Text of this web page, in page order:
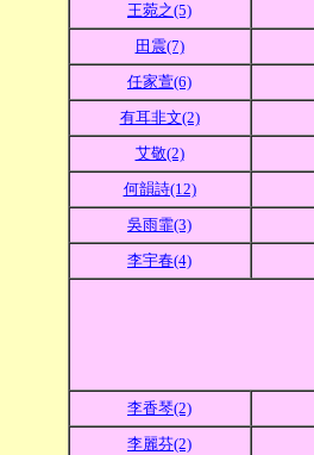
王菀之(5)
田震(7)
任家萱(6)
有耳非文(2)
艾敬(2)
何韻詩(12)
吳雨霏(3)
李宇春(4)
李香琴(2)
李麗芬(2)